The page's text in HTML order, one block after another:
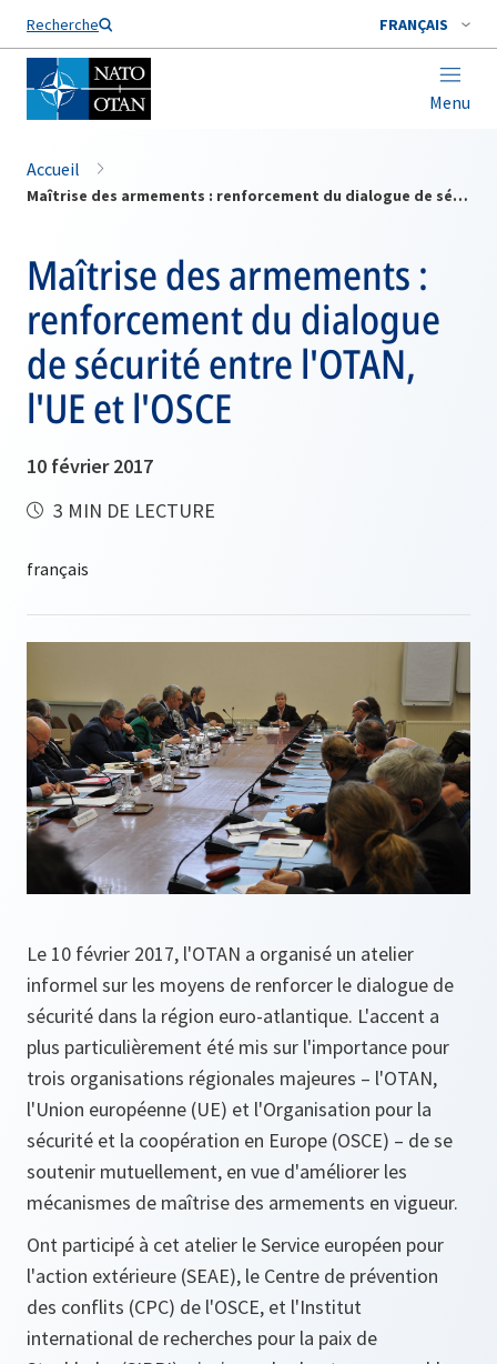
Recherche FRANÇAIS
Menu
Nom de famille*
Accueil
Maîtrise des armements : renforcement du dialogue de sécurité entre l'OTAN, l'UE et l'OSCE
Maîtrise des armements :
renforcement du dialogue
de sécurité entre l'OTAN,
l'UE et l'OSCE
10 février 2017
3 MIN DE LECTURE
Le 10 février 2017, l'OTAN a organisé un atelier
informel sur les moyens de renforcer le dialogue de
sécurité dans la région euro-atlantique. L'accent a
plus particulièrement été mis sur l'importance pour
trois organisations régionales majeures – l'OTAN,
l'Union européenne (UE) et l'Organisation pour la
sécurité et la coopération en Europe (OSCE) – de se
soutenir mutuellement, en vue d'améliorer les
mécanismes de maîtrise des armements en vigueur.
Ont participé à cet atelier le Service européen pour
l'action extérieure (SEAE), le Centre de prévention
des conflits (CPC) de l'OSCE, et l'Institut
international de recherches pour la paix de